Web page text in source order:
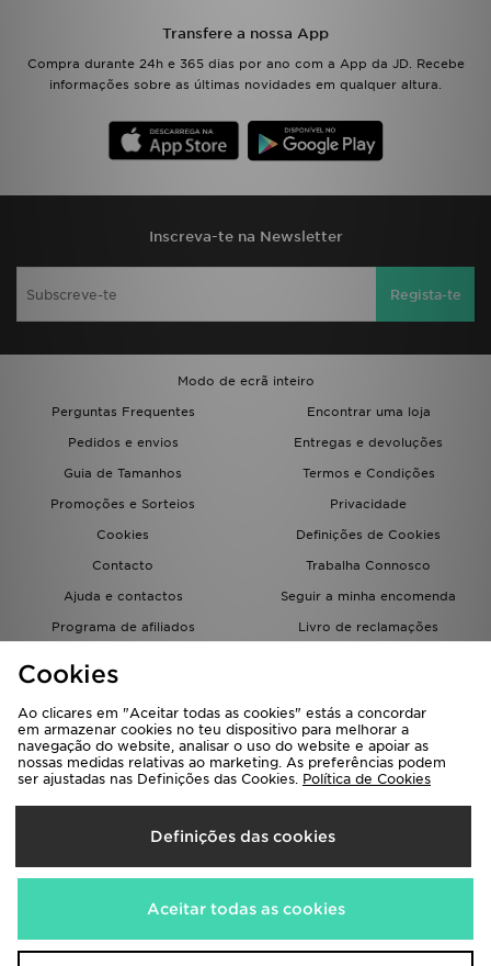
Transfere a nossa App
Compra durante 24h e 365 dias por ano com a App da JD. Recebe
informações sobre as últimas novidades em qualquer altura.
Inscreva-te na Newsletter
Regista-te
Modo de ecrã inteiro
Perguntas Frequentes
Encontrar uma loja
Pedidos e envios
Entregas e devoluções
Guia de Tamanhos
Termos e Condições
Promoções e Sorteios
Privacidade
Cookies
Definições de Cookies
Contacto
Trabalha Connosco
Ajuda e contactos
Seguir a minha encomenda
Programa de afiliados
Livro de reclamações
Seleciona O País
Portugal
Aceitamos os seguintes métodos de pagamento
Cookies
Ao clicares em "Aceitar todas as cookies" estás a concordar
em armazenar cookies no teu dispositivo para melhorar a
navegação do website, analisar o uso do website e apoiar as
nossas medidas relativas ao marketing. As preferências podem
ser ajustadas nas Definições das Cookies. Política de Cookies
Definições das cookies
Aceitar todas as cookies